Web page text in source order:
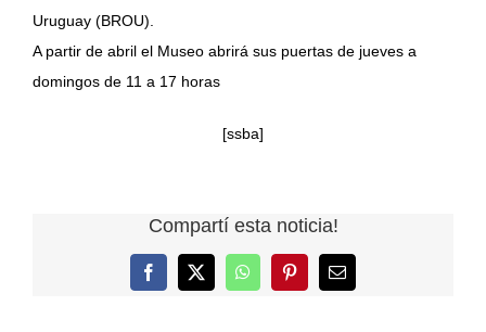
Uruguay (BROU).
A partir de abril el Museo abrirá sus puertas de jueves a
domingos de 11 a 17 horas
[ssba]
Compartí esta noticia!
Facebook
X WhatsAppPinterestCorreo
electrónico